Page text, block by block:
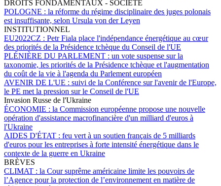
DROITS FONDAMENTAUX - SOCIÉTÉ
POLOGNE : la réforme du régime disciplinaire des juges polonais
est insuffisante, selon Ursula von der Leyen
INSTITUTIONNEL
EU2022CZ : Petr Fiala place l'indépendance énergétique au cœur
des priorités de la Présidence tchèque du Conseil de l'UE
PLÉNIÈRE DU PARLEMENT : un vote suspense sur la
taxonomie, les priorités de la Présidence tchèque et l'augmentation
du coût de la vie à l'agenda du Parlement européen
AVENIR DE L'UE : suivi de la Conférence sur l'avenir de l'Europe,
le PE met la pression sur le Conseil de l'UE
Invasion Russe de l'Ukraine
ÉCONOMIE : la Commission européenne propose une nouvelle
opération d'assistance macrofinancière d'un milliard d'euros à
l'Ukraine
AIDES D'ÉTAT : feu vert à un soutien français de 5 milliards
d'euros pour les entreprises à forte intensité énergétique dans le
contexte de la guerre en Ukraine
BRÈVES
CLIMAT : la Cour suprême américaine limite les pouvoirs de
l’Agence pour la protection de l’environnement en matière de